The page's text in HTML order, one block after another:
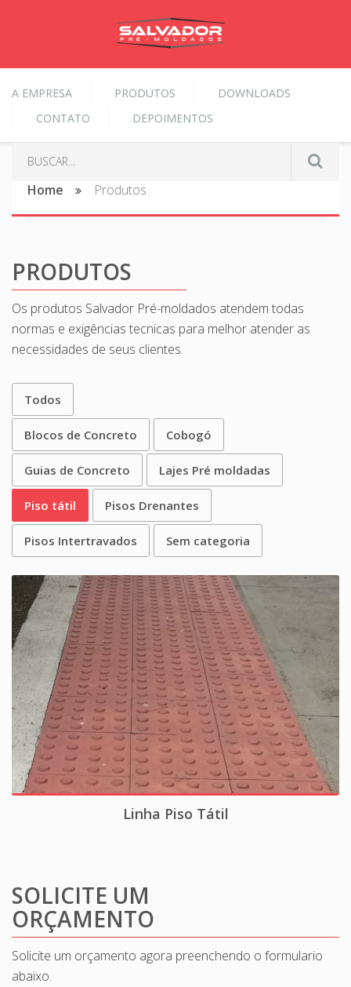
A EMPRESA PRODUTOS
DOWNLOADS
CONTATO
DEPOIMENTOS
Home Produtos
PRODUTOS
Os produtos Salvador Pré-moldados atendem todas
normas e exigências tecnicas para melhor atender as
necessidades de seus clientes.
Todos
Blocos de Concreto Cobogó
Guias de Concreto Lajes Pré moldadas
Piso tátil Pisos Drenantes
Pisos Intertravados Sem categoria
Linha Piso Tátil
SOLICITE UM
ORÇAMENTO
Solicite um orçamento agora preenchendo o formulario
abaixo.